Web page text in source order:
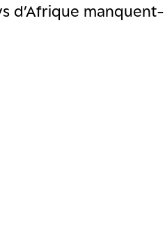
d’Afrique